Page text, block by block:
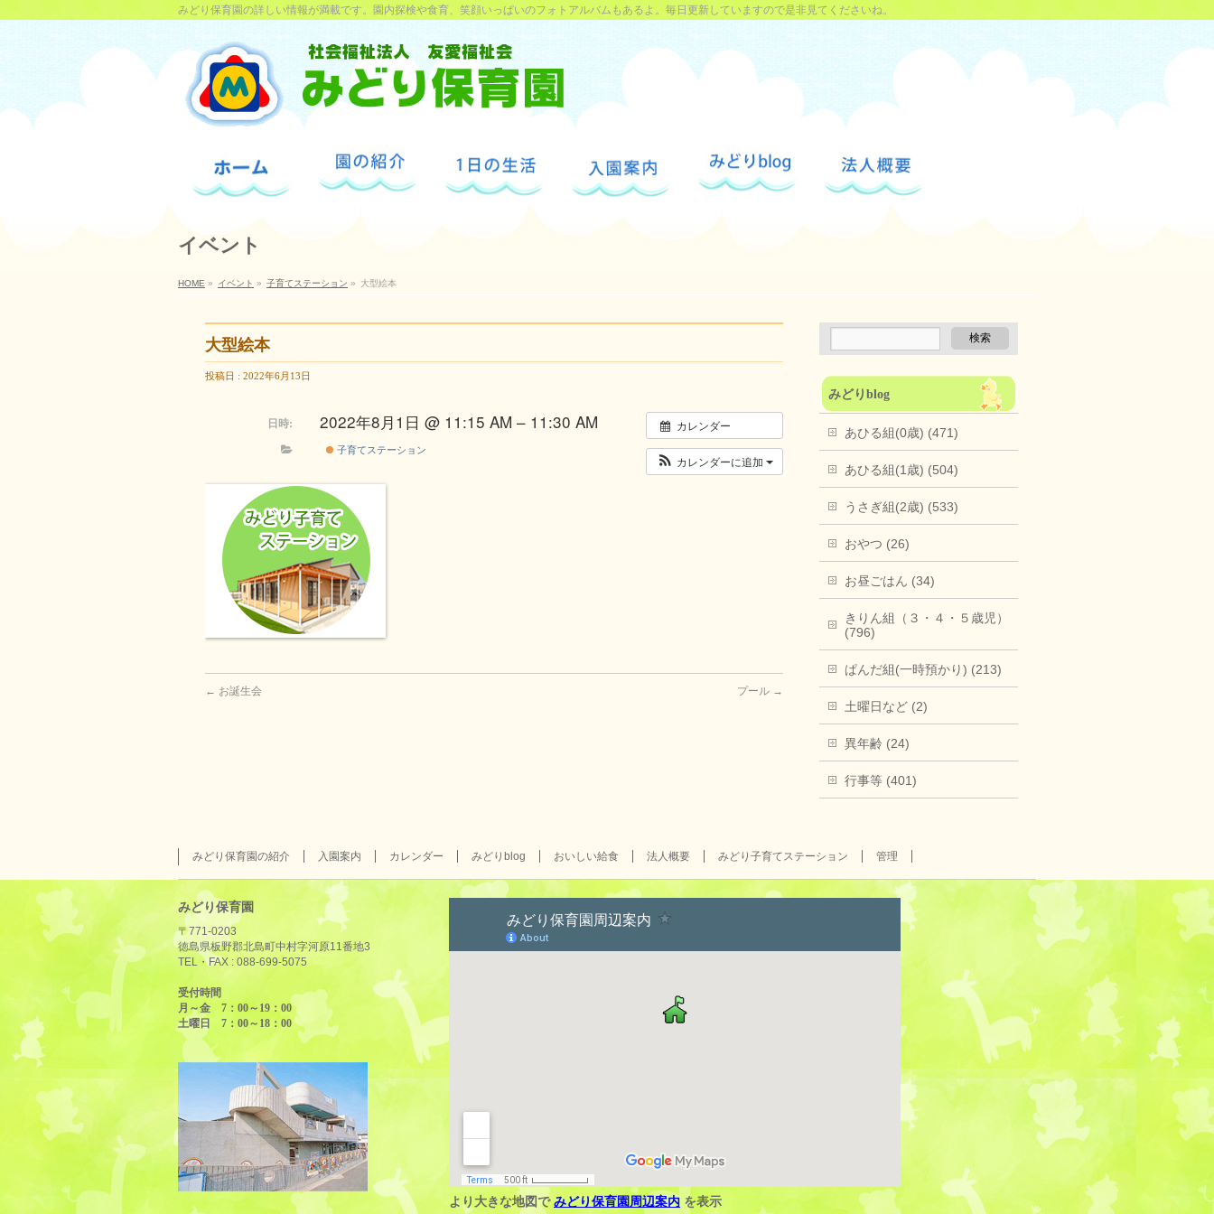
みどり保育園の詳しい情報が満載です。園内探検や食育、笑顔いっぱいのフォトアルバムもあるよ。毎日更新していますので是非見てくださいね。
イベント
HOME » イベント » 子育てステーション » 大型絵本
大型絵本
投稿日 : 2022年6月13日
カレンダー
カレンダーに追加
日時: 2022年8月1日 @ 11:15 AM – 11:30 AM
子育てステーション
← お誕生会 プール →
みどりblog
あひる組(0歳) (471)
あひる組(1歳) (504)
うさぎ組(2歳) (533)
おやつ (26)
お昼ごはん (34)
きりん組（３・４・５歳児）
(796)
ぱんだ組(一時預かり) (213)
土曜日など (2)
異年齢 (24)
行事等 (401)
みどり保育園の紹介 入園案内 カレンダー みどりblog おいしい給食 法人概要 みどり子育てステーション 管理
みどり保育園
〒771-0203
徳島県板野郡北島町中村字河原11番地3
TEL・FAX : 088-699-5075
受付時間
月～金 7：00～19：00
土曜日 7：00～18：00
より大きな地図で みどり保育園周辺案内 を表示